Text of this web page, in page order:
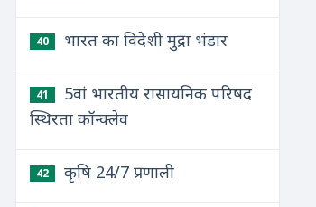
40 भारत का विदेशी मुद्रा भंडार
41
5वां भारतीय रासायनिक परिषद
स्थिरता कॉन्क्लेव
42 कृषि 24/7 प्रणाली